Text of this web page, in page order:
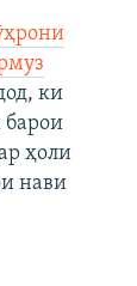
ки
барои
ҳоли
нави